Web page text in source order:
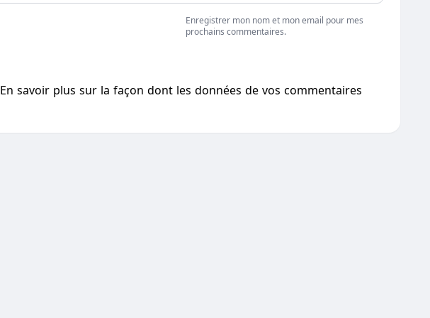
Enregistrer mon nom et mon email pour mes
prochains commentaires.
En savoir plus sur la façon dont les données de vos commentaires